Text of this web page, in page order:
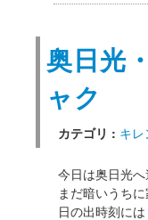
奥日光
ャク
カテゴリ : キレ
今日は奥日光
まだ暗いうち
日の出時刻に